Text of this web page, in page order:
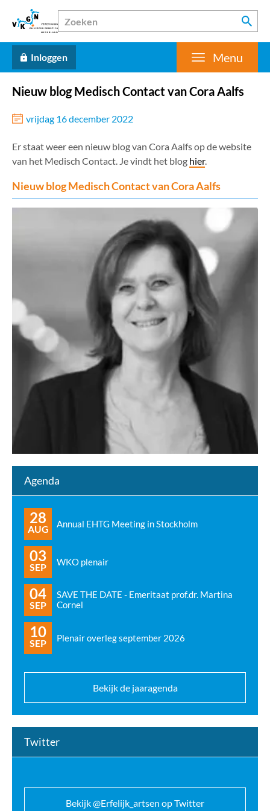
Inloggen Menu
Nieuw blog Medisch Contact van Cora Aalfs
vrijdag 16 december 2022
Er staat weer een nieuw blog van Cora Aalfs op de website
van het Medisch Contact. Je vindt het blog hier.
Nieuw blog Medisch Contact van Cora Aalfs
Agenda
28
AUG Annual EHTG Meeting in Stockholm
03
SEP WKO plenair
04
SEP
SAVE THE DATE - Emeritaat prof.dr. Martina
Cornel
10
SEP Plenair overleg september 2026
Bekijk de jaaragenda
Twitter
Bekijk @Erfelijk_artsen op Twitter